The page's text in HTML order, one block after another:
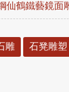
仙鶴鐵藝鏡面
雕 石凳雕塑